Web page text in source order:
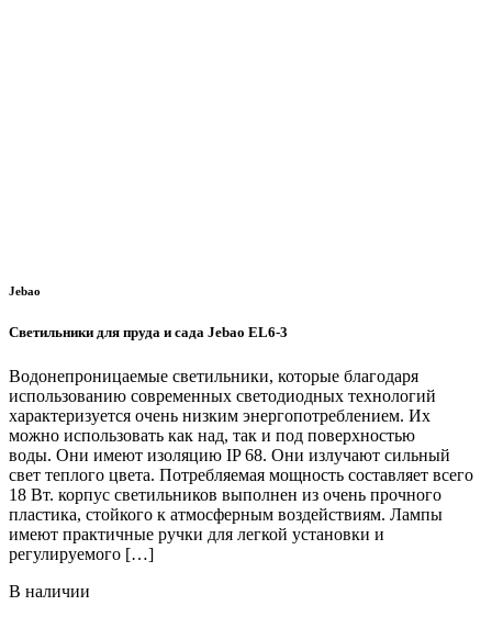
Jebao
Светильники для пруда и сада Jebao EL6-3
Водонепроницаемые светильники, которые благодаря
использованию современных светодиодных технологий
характеризуется очень низким энергопотреблением. Их
можно использовать как над, так и под поверхностью
воды. Они имеют изоляцию IP 68. Они излучают сильный
свет теплого цвета. Потребляемая мощность составляет всего
18 Вт. корпус светильников выполнен из очень прочного
пластика, стойкого к атмосферным воздействиям. Лампы
имеют практичные ручки для легкой установки и
регулируемого […]
В наличии